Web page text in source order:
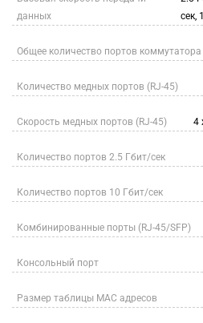
данных
сек,
Общее количество портов коммутатора
Количество медных портов (RJ-45)
Скорость медных портов (RJ-45) 4
Количество портов 2.5 Гбит/сек
Количество портов 10 Гбит/сек
Комбинированные порты (RJ-45/SFP)
Консольный порт
Размер таблицы МАС адресов